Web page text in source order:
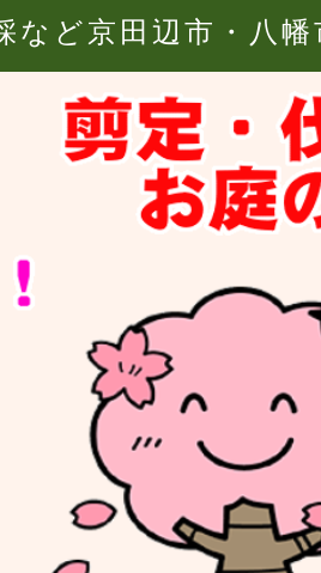
など京田辺市・八